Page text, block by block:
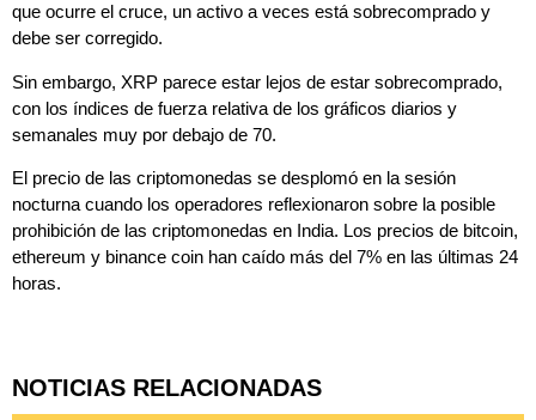
que ocurre el cruce, un activo a veces está sobrecomprado y
debe ser corregido.
Sin embargo, XRP parece estar lejos de estar sobrecomprado,
con los índices de fuerza relativa de los gráficos diarios y
semanales muy por debajo de 70.
El precio de las criptomonedas se desplomó en la sesión
nocturna cuando los operadores reflexionaron sobre la posible
prohibición de las criptomonedas en India. Los precios de bitcoin,
ethereum y binance coin han caído más del 7% en las últimas 24
horas.
NOTICIAS RELACIONADAS